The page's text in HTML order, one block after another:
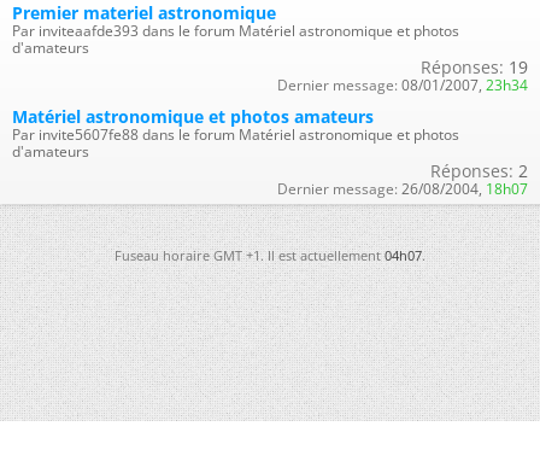
Premier materiel astronomique
Par inviteaafde393 dans le forum Matériel astronomique et photos
d'amateurs
Réponses: 19
Dernier message: 08/01/2007, 23h34
Matériel astronomique et photos amateurs
Par invite5607fe88 dans le forum Matériel astronomique et photos
d'amateurs
Réponses: 2
Dernier message: 26/08/2004, 18h07
Fuseau horaire GMT +1. Il est actuellement04h07.